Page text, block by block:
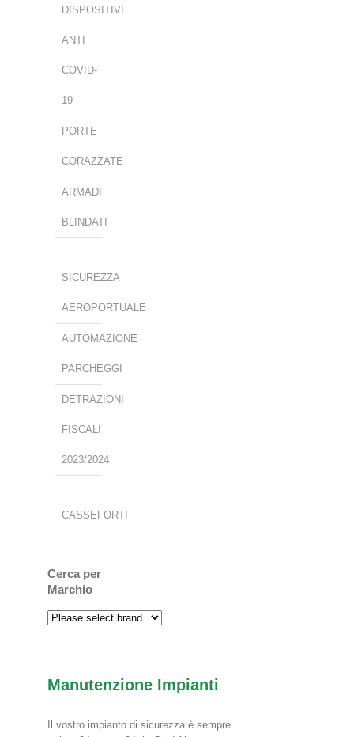
DISPOSITIVI
ANTI
COVID-
19
PORTE
CORAZZATE
ARMADI
BLINDATI
SICUREZZA
AEROPORTUALE
AUTOMAZIONE
PARCHEGGI
DETRAZIONI
FISCALI
2023/2024
CASSEFORTI
Cerca per
Marchio
Manutenzione Impianti
Il vostro impianto di sicurezza è sempre